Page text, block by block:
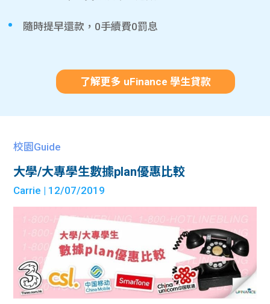
隨時提早還款，0手續費0罰息
了解更多 uFinance 學生貸款
校園Guide
大學/大專學生數據plan優惠比較
Carrie | 12/07/2019